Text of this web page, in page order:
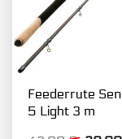
Feederrute
5 Light 3 m